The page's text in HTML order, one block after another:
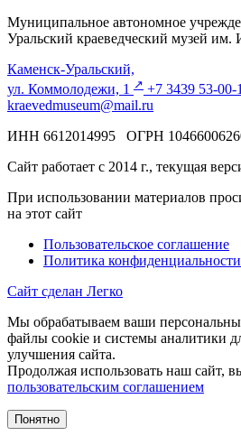
Муниципальное автономное
Уральский краеведческий музей
Каменск-Уральский,
ул. Коммолодежи, 1 ↗️ +7 3439 53-00-
kraevedmuseum@mail.ru
ИНН 6612014995 ОГРН
Сайт работает с 2014 г., текущая
При использовании материалов
на этот сайт
Пользовательское соглашение
Политика конфиденциальности
Сайт сделан Легко
Мы обрабатываем ваши
файлы cookie и системы аналитики
улучшения сайта.
Продолжая использовать наш сайт,
пользовательским соглашением
Понятно